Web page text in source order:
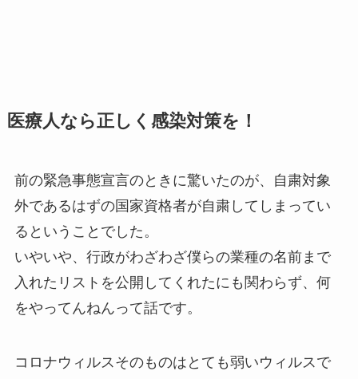
医療人なら正しく感染対策を！
前の緊急事態宣言のときに驚いたのが、自粛対象
外であるはずの国家資格者が自粛してしまってい
るということでした。
いやいや、行政がわざわざ僕らの業種の名前まで
入れたリストを公開してくれたにも関わらず、何
をやってんねんって話です。
コロナウィルスそのものはとても弱いウィルスで